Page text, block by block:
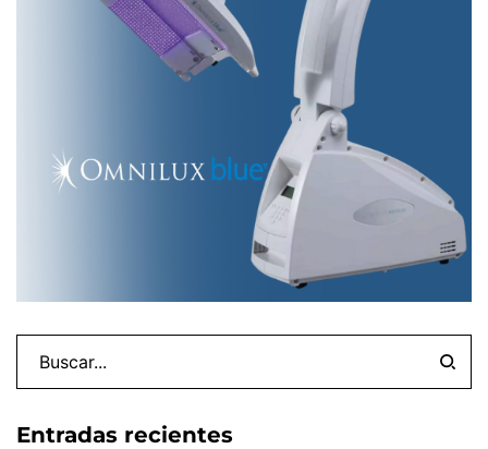
Entradas recientes